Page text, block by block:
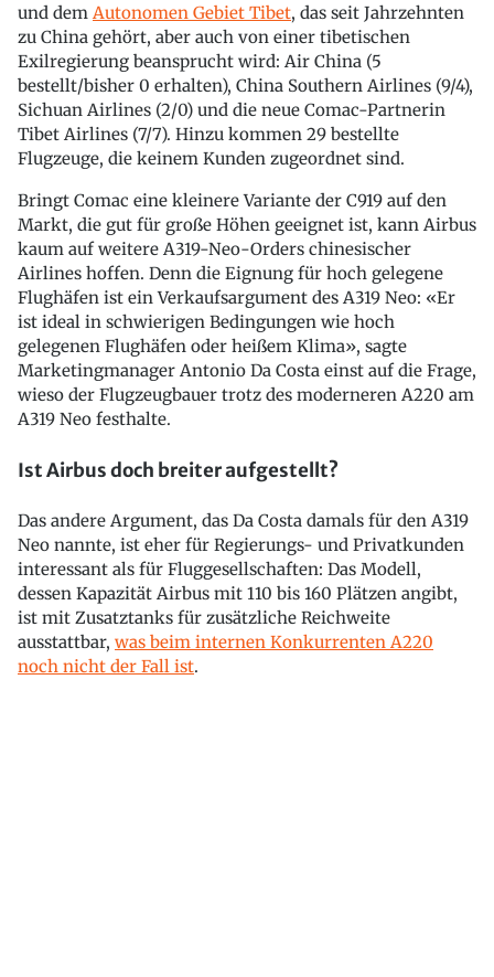
und dem Autonomen Gebiet Tibet, das seit Jahrzehnten
zu China gehört, aber auch von einer tibetischen
Exilregierung beansprucht wird: Air China (5
bestellt/bisher 0 erhalten), China Southern Airlines (9/4),
Sichuan Airlines (2/0) und die neue Comac-Partnerin
Tibet Airlines (7/7). Hinzu kommen 29 bestellte
Flugzeuge, die keinem Kunden zugeordnet sind.
Bringt Comac eine kleinere Variante der C919 auf den
Markt, die gut für große Höhen geeignet ist, kann Airbus
kaum auf weitere A319-Neo-Orders chinesischer
Airlines hoffen. Denn die Eignung für hoch gelegene
Flughäfen ist ein Verkaufsargument des A319 Neo: «Er
ist ideal in schwierigen Bedingungen wie hoch
gelegenen Flughäfen oder heißem Klima», sagte
Marketingmanager Antonio Da Costa einst auf die Frage,
wieso der Flugzeugbauer trotz des moderneren A220 am
A319 Neo festhalte.
Ist Airbus doch breiter aufgestellt?
Das andere Argument, das Da Costa damals für den A319
Neo nannte, ist eher für Regierungs- und Privatkunden
interessant als für Fluggesellschaften: Das Modell,
dessen Kapazität Airbus mit 110 bis 160 Plätzen angibt,
ist mit Zusatztanks für zusätzliche Reichweite
ausstattbar, was beim internen Konkurrenten A220
noch nicht der Fall ist.